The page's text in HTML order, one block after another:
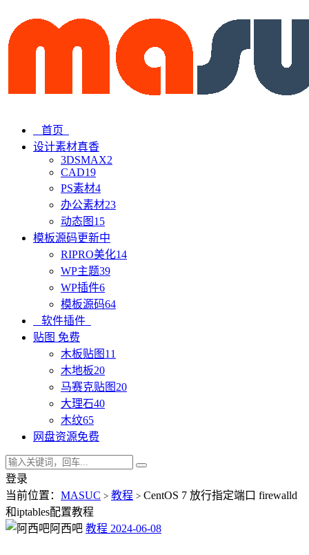
首页
设计素材真香
3DSMAX2
CAD19
PS素材4
办公素材23
动态图 15
模板源码更新中
RIPRO美化14
WP主题39
WP插件6
模板源码64
软件插件
贴图 免费
木板贴图 11
木地板20
马赛克贴图 20
大理石40
木纹65
网盘资源免费
登录
当前位置： MASUC > 教程 > CentOS 7 放行指定端口 firewalld
和iptables配置教程
阿西吧 教程 2024-06-08